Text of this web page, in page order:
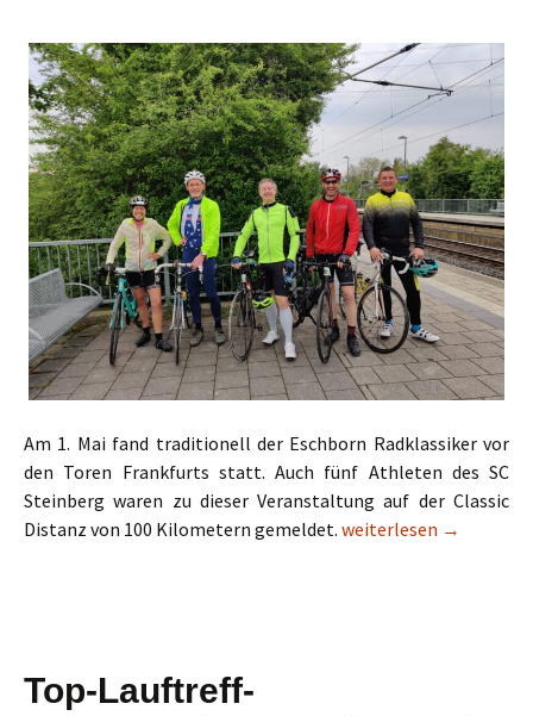
Am 1. Mai fand traditionell der Eschborn Radklassiker vor
den Toren Frankfurts statt. Auch fünf Athleten des SC
Steinberg waren zu dieser Veranstaltung auf der Classic
Distanz von 100 Kilometern gemeldet. Wir können auch Rad!
weiterlesen →
Top-Lauftreff-